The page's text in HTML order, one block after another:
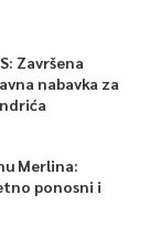
Završena
nabavka za
Merlina:
ponosni i